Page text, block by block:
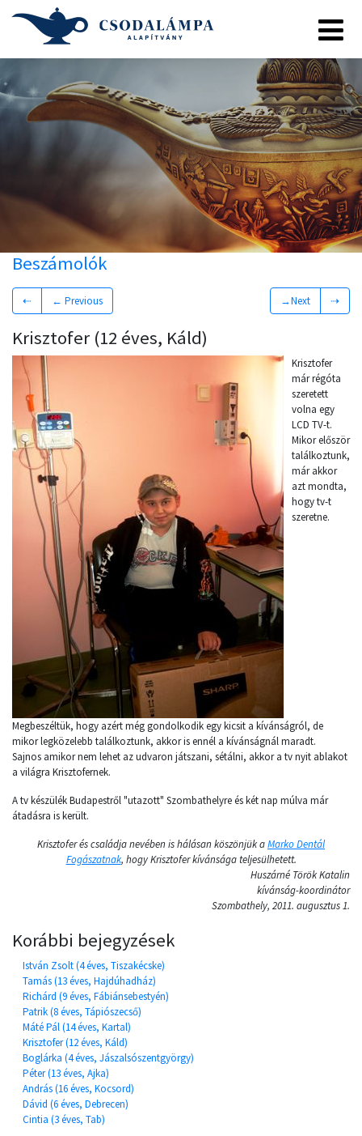
Beszámolók
⇠ ← Previous →Next ⇢
Krisztofer (12 éves, Káld)
Krisztofer
már régóta
szeretett
volna egy
LCD TV-t.
Mikor először
találkoztunk,
már akkor
azt mondta,
hogy tv-t
szeretne.
Megbeszéltük, hogy azért még gondolkodik egy kicsit a kívánságról, de
mikor legközelebb találkoztunk, akkor is ennél a kívánságnál maradt.
Sajnos amikor nem lehet az udvaron játszani, sétálni, akkor a tv nyit ablakot
a világra Krisztofernek.
A tv készülék Budapestről "utazott" Szombathelyre és két nap múlva már
átadásra is került.
Krisztofer és családja nevében is hálásan köszönjük aMarko Dentál
Fogászatnak, hogy Krisztofer kívánsága teljesülhetett.
Huszárné Török Katalin
kívánság-koordinátor
Szombathely, 2011. augusztus 1.
Korábbi bejegyzések
István Zsolt (4 éves, Tiszakécske)
Tamás (13 éves, Hajdúhadház)
Richárd (9 éves, Fábiánsebestyén)
Patrik (8 éves, Tápiószecső)
Máté Pál (14 éves, Kartal)
Krisztofer (12 éves, Káld)
Boglárka (4 éves, Jászalsószentgyörgy)
Péter (13 éves, Ajka)
András (16 éves, Kocsord)
Dávid (6 éves, Debrecen)
Cintia (3 éves, Tab)